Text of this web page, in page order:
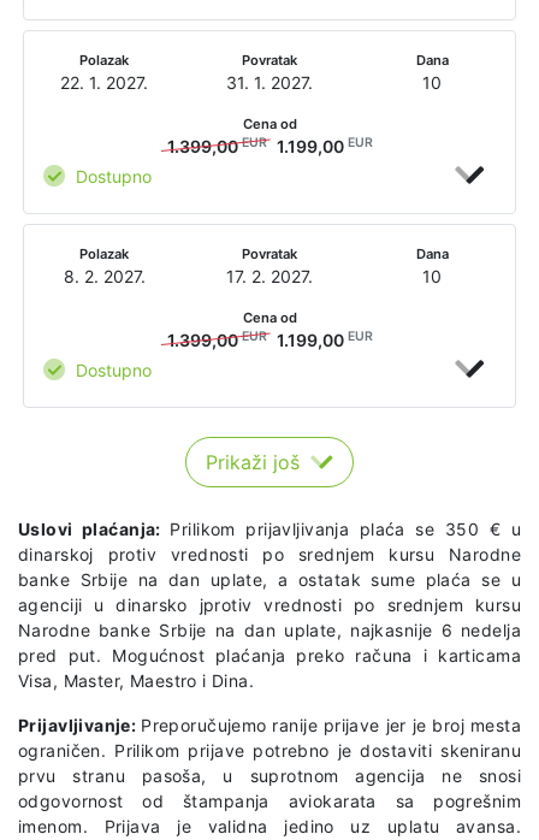
Polazak
22. 1. 2027.
Povratak
31. 1. 2027.
Dana
10
Dostupno
Cena od
1.399,00EUR 1.199,00 EUR
Polazak
8. 2. 2027.
Povratak
17. 2. 2027.
Dana
10
Dostupno
Cena od
1.399,00EUR 1.199,00 EUR
Prikaži još
Uslovi plaćanja: Prilikom prijavljivanja plaća se 350 € u
dinarskoj protiv vrednosti po srednjem kursu Narodne
banke Srbije na dan uplate, a ostatak sume plaća se u
agenciji u dinarsko jprotiv vrednosti po srednjem kursu
Narodne banke Srbije na dan uplate, najkasnije 6 nedelja
pred put. Mogućnost plaćanja preko računa i karticama
Visa, Master, Maestro i Dina.
Prijavljivanje: Preporučujemo ranije prijave jer je broj mesta
ograničen. Prilikom prijave potrebno je dostaviti skeniranu
prvu stranu pasoša, u suprotnom agencija ne snosi
odgovornost od štampanja aviokarata sa pogrešnim
imenom. Prijava je validna jedino uz uplatu avansa.